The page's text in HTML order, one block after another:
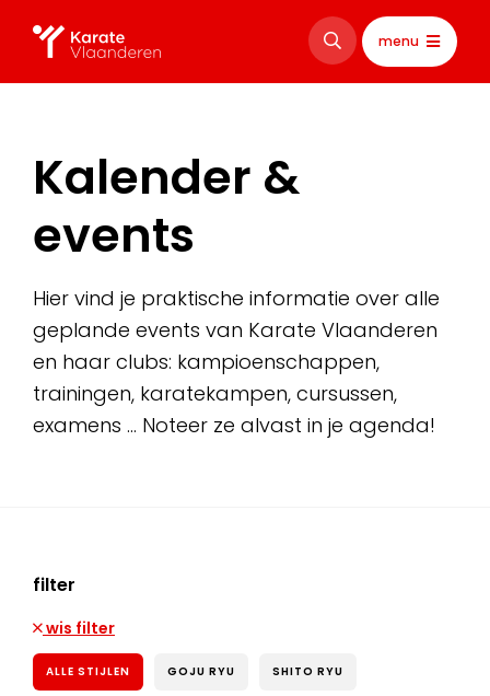
menu
Kalender &
events
Hier vind je praktische informatie over alle
geplande events van Karate Vlaanderen
en haar clubs: kampioenschappen,
trainingen, karatekampen, cursussen,
examens … Noteer ze alvast in je agenda!
filter
wis filter
ALLE STIJLEN GOJU RYU SHITO RYU